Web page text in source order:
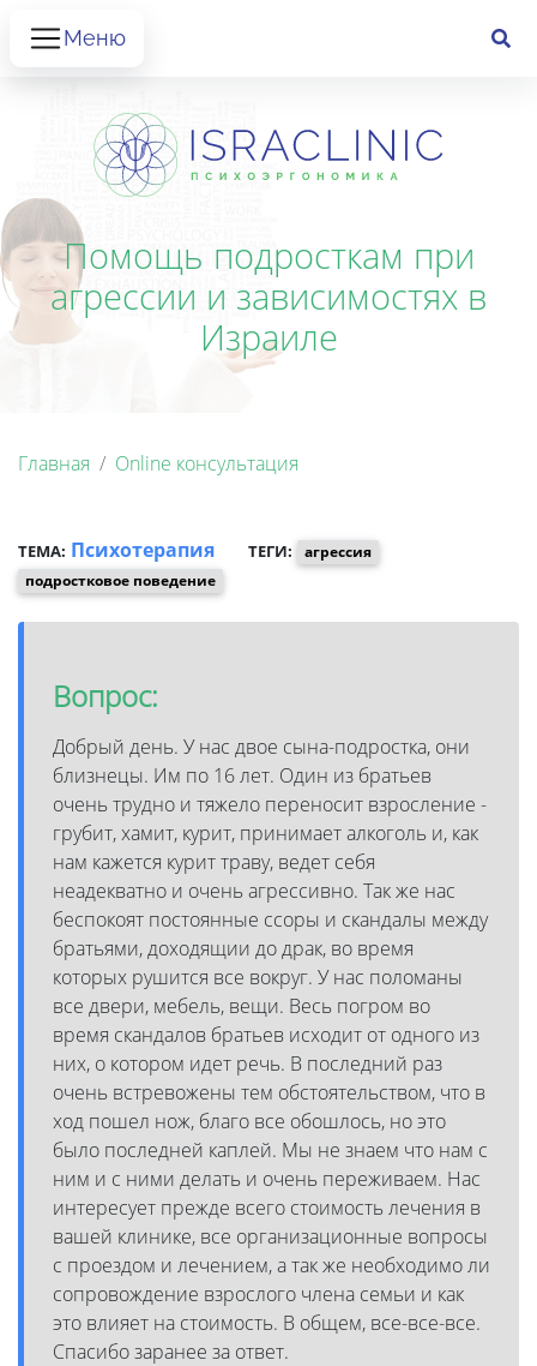
Меню
Помощь подросткам при
агрессии и зависимостях в
Израиле
Главная Online консультация
ТЕМА: Психотерапия ТЕГИ:
агрессия
подростковое поведение
Вопрос:
Добрый день. У нас двое сына-подростка, они
близнецы. Им по 16 лет. Один из братьев
очень трудно и тяжело переносит взросление -
грубит, хамит, курит, принимает алкоголь и, как
нам кажется курит траву, ведет себя
неадекватно и очень агрессивно. Так же нас
беспокоят постоянные ссоры и скандалы между
братьями, доходящии до драк, во время
которых рушится все вокруг. У нас поломаны
все двери, мебель, вещи. Весь погром во
время скандалов братьев исходит от одного из
них, о котором идет речь. В последний раз
очень встревожены тем обстоятельством, что в
ход пошел нож, благо все обошлось, но это
было последней каплей. Мы не знаем что нам с
ним и с ними делать и очень переживаем. Нас
интересует прежде всего стоимость лечения в
вашей клинике, все организационные вопросы
с проездом и лечением, а так же необходимо ли
сопровождение взрослого члена семьи и как
это влияет на стоимость. В общем, все-все-все.
Спасибо заранее за ответ.